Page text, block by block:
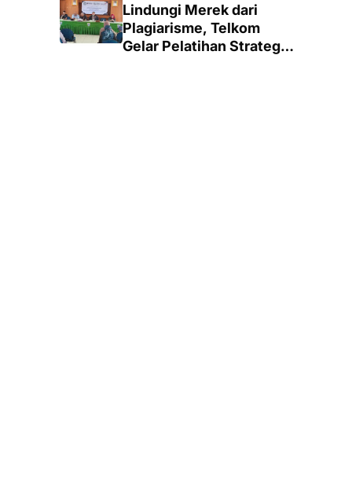
Lindungi Merek dari
Plagiarisme, Telkom
Gelar Pelatihan Strategi